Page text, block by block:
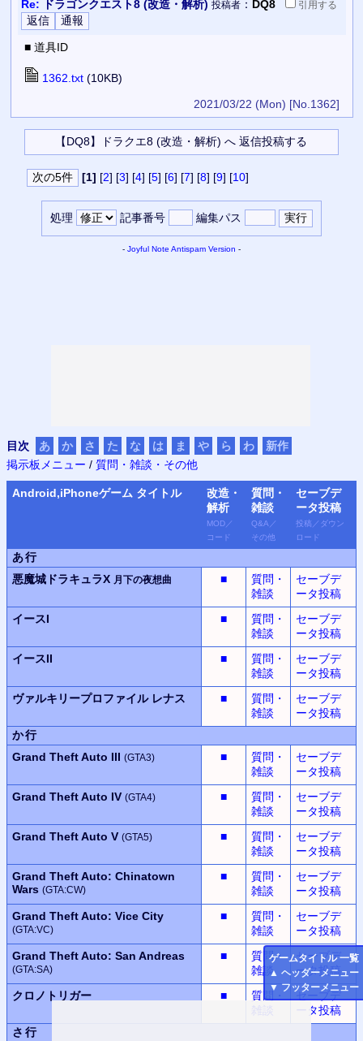
ゲームタイトル 一覧
▲ ヘッダーメニュー
▼ フッターメニュー
Re: ドラゴンクエスト8 (改造・解析) 投稿者： DQ8 引用する
■ 道具ID
1362.txt(10KB)
2021/03/22 (Mon) [No.1362]
[1] [2] [3] [4] [5] [6] [7] [8] [9] [10]
処理 記事番号 編集パス
- Joyful Note Antispam Version -
目次 あ か さ た な は ま や ら わ
新作
掲示板メニュー / 質問・雑談・その他
Android,iPhoneゲーム タイトル
改造・
解析
MOD ／
コード
質問・
雑談
Q&A ／
その他
セーブデ
ータ投稿
投稿 ／ ダウン
ロード
あ行
悪魔城ドラキュラX 月下の夜想曲 ■
質問・
雑談
セーブデ
ータ投稿
イースI
■
質問・
雑談
セーブデ
ータ投稿
イースII
■
質問・
雑談
セーブデ
ータ投稿
ヴァルキリープロファイル レナス ■
質問・
雑談
セーブデ
ータ投稿
か行
Grand Theft Auto III (GTA3) ■
質問・
雑談
セーブデ
ータ投稿
Grand Theft Auto IV (GTA4) ■
質問・
雑談
セーブデ
ータ投稿
Grand Theft Auto V (GTA5) ■
質問・
雑談
セーブデ
ータ投稿
Grand Theft Auto: Chinatown
Wars (GTA:CW)
■
質問・
雑談
セーブデ
ータ投稿
Grand Theft Auto: Vice City
(GTA:VC)
■
質問・
雑談
セーブデ
ータ投稿
Grand Theft Auto: San Andreas
(GTA:SA)
■
質問・
雑談
セーブデ
ータ投稿
クロノトリガー
■
質問・
雑談
セーブデ
ータ投稿
さ行